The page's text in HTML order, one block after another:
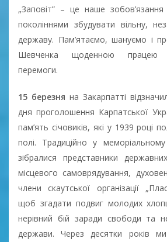
„Заповіт” – це наше
поколіннями збудувати вільну,
державу. Пам’ятаємо, шануємо і
Шевченка щоденною працею
перемоги.
15 березня на Закарпатті
дня проголошення Карпатської
пам’ять січовиків, які у 1939 році
полі. Традиційно у
зібралися представники
місцевого самоврядування,
члени скаутської організації
щоб згадати подвиг молодих
нерівний бій заради свободи та
держави. Через десятки років